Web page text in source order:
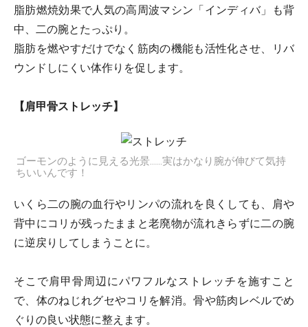
脂肪燃焼効果で人気の高周波マシン「インディバ」も背
中、二の腕とたっぷり。
脂肪を燃やすだけでなく筋肉の機能も活性化させ、リバ
ウンドしにくい体作りを促します。
【肩甲骨ストレッチ】
ゴーモンのように見える光景……実はかなり腕が伸びて気持
ちいいんです！
いくら二の腕の血行やリンパの流れを良くしても、肩や
背中にコリが残ったままと老廃物が流れきらずに二の腕
に逆戻りしてしまうことに。
そこで肩甲骨周辺にパワフルなストレッチを施すこと
で、体のねじれグセやコリを解消。骨や筋肉レベルでめ
ぐりの良い状態に整えます。